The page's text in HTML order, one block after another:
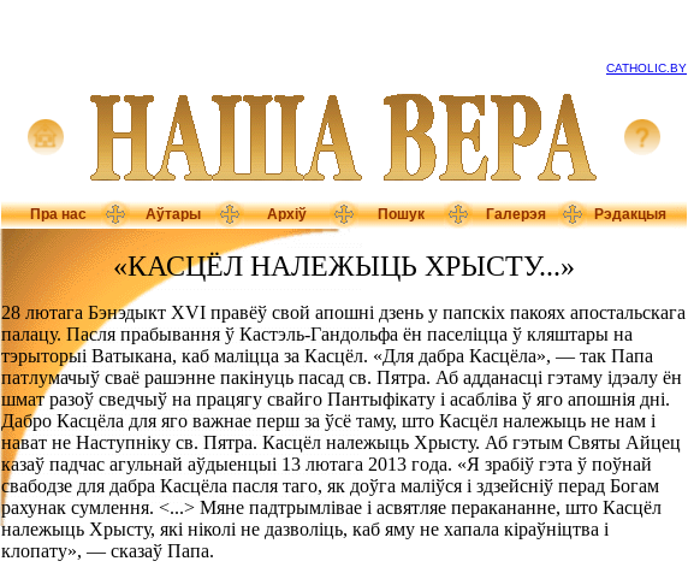
CATHOLIC.BY
Пра нас Аўтары Архіў Пошук Галерэя Рэдакцыя
«КАСЦЁЛ НАЛЕЖЫЦЬ ХРЫСТУ...»
28 лютага Бэнэдыкт XVI правёў свой апошні дзень у папскіх пакоях апостальскага
палацу. Пасля прабывання ў Кастэль-Гандольфа ён паселіцца ў кляштары на
тэрыторыі Ватыкана, каб маліцца за Касцёл. «Для дабра Касцёла», — так Папа
патлумачыў сваё рашэнне пакінуць пасад св. Пятра. Аб адданасці гэтаму ідэалу ён
шмат разоў сведчыў на працягу свайго Пантыфікату і асабліва ў яго апошнія дні.
Дабро Касцёла для яго важнае перш за ўсё таму, што Касцёл належыць не нам і
нават не Наступніку св. Пятра. Касцёл належыць Хрысту. Аб гэтым Святы Айцец
казаў падчас агульнай аўдыенцыі 13 лютага 2013 года. «Я зрабіў гэта ў поўнай
свабодзе для дабра Касцёла пасля таго, як доўга маліўся і здзейсніў перад Богам
рахунак сумлення. <...> Мяне падтрымлівае і асвятляе перакананне, што Касцёл
належыць Хрысту, які ніколі не дазволіць, каб яму не хапала кіраўніцтва і
клопату», — сказаў Папа.